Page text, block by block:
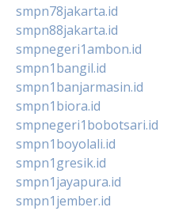
smpn78jakarta.id
smpn88jakarta.id
smpnegeri1ambon.id
smpn1bangil.id
smpn1banjarmasin.id
smpn1biora.id
smpnegeri1bobotsari.id
smpn1boyolali.id
smpn1gresik.id
smpn1jayapura.id
smpn1jember.id